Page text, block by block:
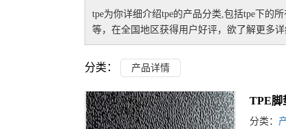
tpe为你详细介绍tpe的产品分类,包括tpe下的所
等，在全国地区获得用户好评，欲了解更多
分类： 产品详情
TPE脚
分类：